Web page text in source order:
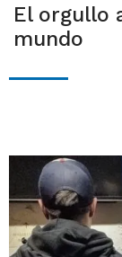
El orgullo
mundo